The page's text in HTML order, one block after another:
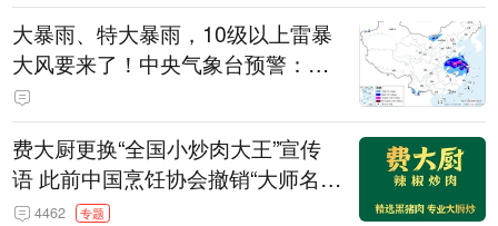
大暴雨、特大暴雨，10级以上雷暴
大风要来了！中央气象台预警：今
天到明天，浙江、安徽有特大暴雨
费大厨更换“全国小炒肉大王”宣传
语 此前中国烹饪协会撤销“大师名
师”等称号
4462 专题